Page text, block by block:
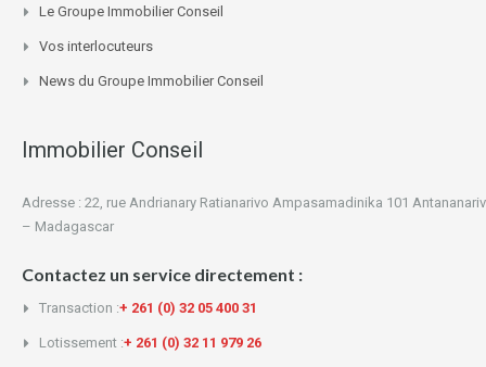
Le Groupe Immobilier Conseil
Vos interlocuteurs
News du Groupe Immobilier Conseil
Immobilier Conseil
Adresse : 22, rue Andrianary Ratianarivo Ampasamadinika 101
– Madagascar
Contactez un service directement :
Transaction :+ 261 (0) 32 05 400 31
Lotissement :+ 261 (0) 32 11 979 26